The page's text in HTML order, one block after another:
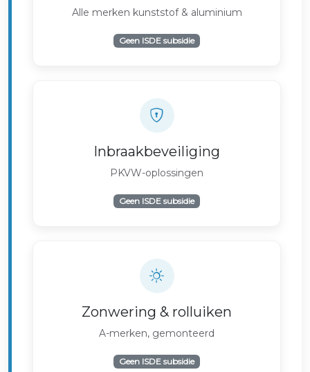
Alle merken kunststof & aluminium
Geen ISDE subsidie
Inbraakbeveiliging
PKVW-oplossingen
Geen ISDE subsidie
Zonwering & rolluiken
A-merken, gemonteerd
Geen ISDE subsidie